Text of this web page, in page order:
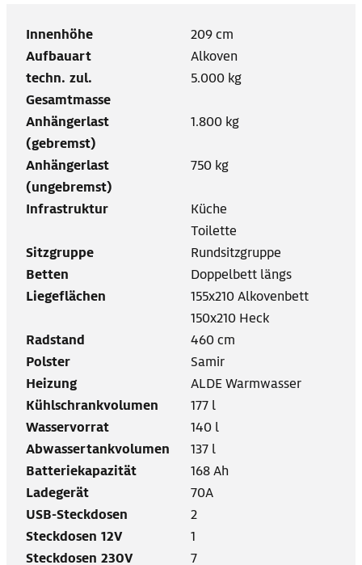
Innenhöhe
209 cm
Aufbauart
Alkoven
techn. zul.
Gesamtmasse
5.000 kg
Anhängerlast
(gebremst)
1.800 kg
Anhängerlast
(ungebremst)
750 kg
Infrastruktur
Küche
Toilette
Sitzgruppe
Rundsitzgruppe
Betten
Doppelbett längs
Liegeflächen
155x210 Alkovenbett
150x210 Heck
Radstand
460 cm
Polster
Samir
Heizung
ALDE Warmwasser
Kühlschrankvolumen
177 l
Wasservorrat
140 l
Abwassertankvolumen
137 l
Batteriekapazität
168 Ah
Ladegerät
70A
USB-Steckdosen
2
Steckdosen 12V
1
Steckdosen 230V
7